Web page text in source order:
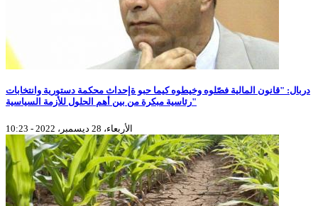
دربال: "قانون المالية فصّلوه وخيطوه كيما حبو ةإحداث محكمة دستورية وانتخابات
رئاسية مبكرة من بين أهم الحلول للأزمة السياسية"
الأربعاء، 28 ديسمبر، 2022 - 10:23